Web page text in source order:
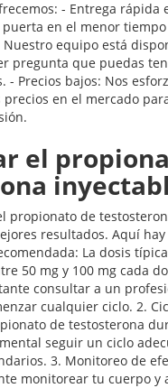
- Entrega rápida
en el menor
equipo está
pregunta que puedas
- Precios bajos: Nos
en el mercado
el
propionato de
resultados. Aquí
La dosis
50 mg y 100 mg cada
consultar a un
cualquier ciclo. 2.
de testosterona
seguir un ciclo
3. Monitoreo de
monitorear tu cuerpo y